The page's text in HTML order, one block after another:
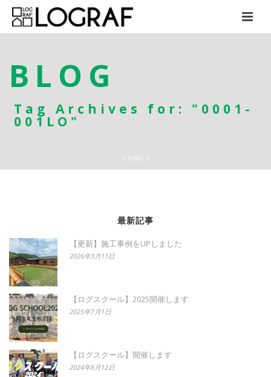
BLOG
Tag Archives for: "0001-
001LO"
/
最新記事
【更新】施工事例をUPしました
2026年3月11日
【ログスクール】2025開催します
2025年7月1日
【ログスクール】開催します
2024年6月12日